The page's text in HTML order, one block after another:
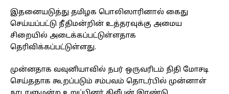
இதனையடுத்து தமிழக பொலிஸாரினால் கைது
செய்யப்பட்டு நீதிமன்றின் உத்தரவுக்கு அமைய
சிறையில் அடைக்கப்பட்டுள்ளதாக
தெரிவிக்கப்பட்டுள்ளது.
முன்னதாக வவுனியாவில் நபர் ஒருவரிடம் நிதி மோசடி
செய்ததாக கூறப்படும் சம்பவம் தொடர்பில் முன்னாள்